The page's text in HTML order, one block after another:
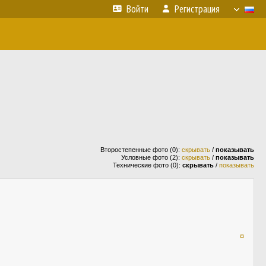
Войти Регистрация
Второстепенные фото (0): скрывать / показывать
Условные фото (2): скрывать / показывать
Технические фото (0): скрывать / показывать
¤